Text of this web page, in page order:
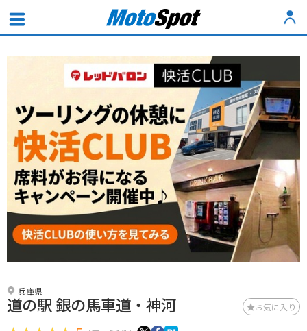
兵庫県
道の駅 銀の馬車道・神河 お気に入り